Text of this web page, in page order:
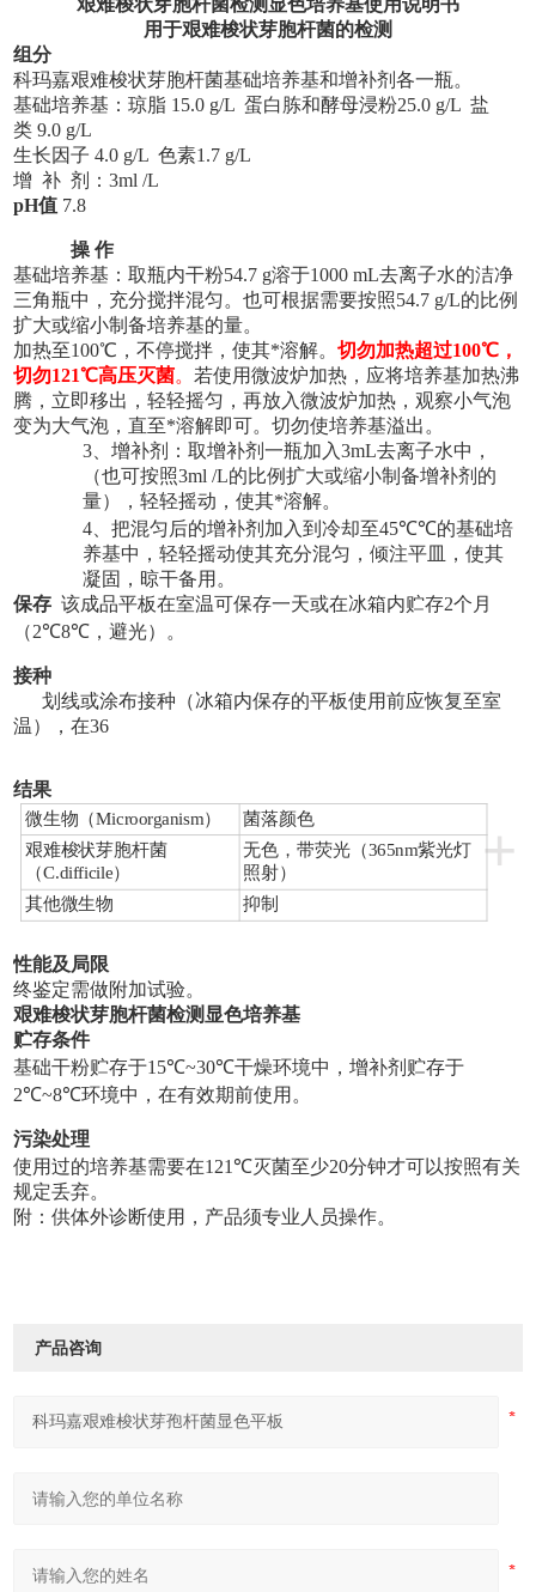
用于艰难梭状芽胞杆菌的检测
组分
科玛嘉艰难梭状芽胞杆菌基础培养基和增补剂各一瓶。
基础培养基：琼脂 15.0 g/L 蛋白胨和酵母浸粉25.0 g/L 盐
类 9.0 g/L
生长因子 4.0 g/L 色素1.7 g/L
增 补 剂：3ml /L
pH值 7.8
操 作
基础培养基：取瓶内干粉54.7 g溶于1000 mL去离子水的洁净
三角瓶中，充分搅拌混匀。也可根据需要按照54.7 g/L的比例
扩大或缩小制备培养基的量。
加热至100℃，不停搅拌，使其*溶解。切勿加热超过100℃，
切勿121℃高压灭菌。 若使用微波炉加热，应将培养基加热沸
腾，立即移出，轻轻摇匀，再放入微波炉加热，观察小气泡
变为大气泡，直至*溶解即可。切勿使培养基溢出。
3、增补剂：取增补剂一瓶加入3mL去离子水中，
（也可按照3ml /L的比例扩大或缩小制备增补剂的
量），轻轻摇动，使其*溶解。
4、把混匀后的增补剂加入到冷却至45℃℃的基础培
养基中，轻轻摇动使其充分混匀，倾注平皿，使其
凝固，晾干备用。
保存该成品平板在室温可保存一天或在冰箱内贮存2个月
（2℃8℃ ，避光）。
接种
划线或涂布接种（冰箱内保存的平板使用前应恢复至室
温），在36
结果
+
微生物 （Microorganism）
菌落颜色
艰难梭状芽胞杆菌
（C.difficile）
无色，带荧光（365nm紫光灯
照射）
其他微生物 抑制
性能及局限
终鉴定需做附加试验。
艰难梭状芽胞杆菌检测显色培养基
贮存条件
基础干粉贮存于15℃~30℃干燥环境中，增补剂贮存于
2℃~8℃环境中，在有效期前使用。
污染处理
使用过的培养基需要在121 ℃灭菌至少20分钟才可以按照有关
规定丢弃。
附：供体外诊断使用，产品须专业人员操作。
产品咨询